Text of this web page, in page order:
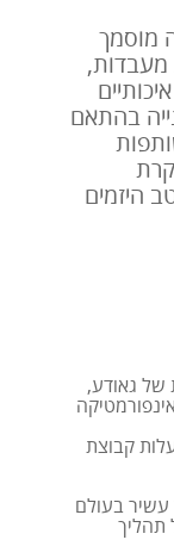
מוסמך
בהתאם
היזמים
של גאודע,
קבוצת
עשיר בעולם
תהליך